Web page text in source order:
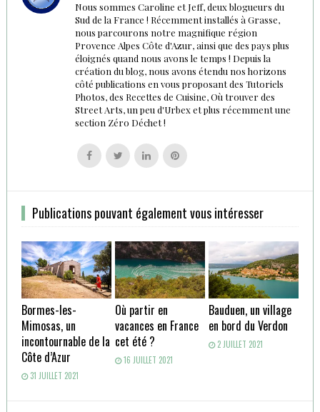
Nous sommes Caroline et Jeff, deux blogueurs du
Sud de la France ! Récemment installés à Grasse,
nous parcourons notre magnifique région
Provence Alpes Côte d'Azur, ainsi que des pays plus
éloignés quand nous avons le temps ! Depuis la
création du blog, nous avons étendu nos horizons
côté publications en vous proposant des Tutoriels
Photos, des Recettes de Cuisine, Où trouver des
Street Arts, un peu d'Urbex et plus récemment une
section Zéro Déchet !
Follow
us
Follow
us
Follow
us
Follow
us
Publications pouvant également vous intéresser
Bormes-les-
Mimosas, un
incontournable de la
Côte d’Azur
31 JUILLET 2021
Où partir en
vacances en France
cet été ?
16 JUILLET 2021
Bauduen, un village
en bord du Verdon
2 JUILLET 2021